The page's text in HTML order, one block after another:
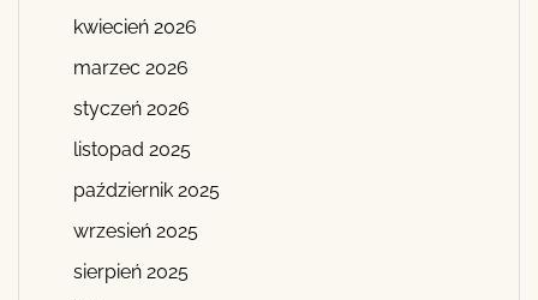
kwiecień 2026
marzec 2026
styczeń 2026
listopad 2025
październik 2025
wrzesień 2025
sierpień 2025